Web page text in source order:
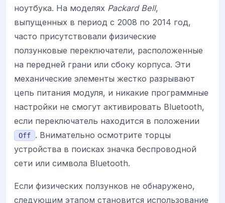
ноутбука. На моделях Packard Bell,
выпущенных в период с 2008 по 2014 год,
часто присутствовали физические
ползунковые переключатели, расположенные
на передней грани или сбоку корпуса. Эти
механические элементы жестко разрывают
цепь питания модуля, и никакие программные
настройки не смогут активировать Bluetooth,
если переключатель находится в положении
Off
. Внимательно осмотрите торцы
устройства в поисках значка беспроводной
сети или символа Bluetooth.
Если физических ползунков не обнаружено,
следующим этапом становится использование